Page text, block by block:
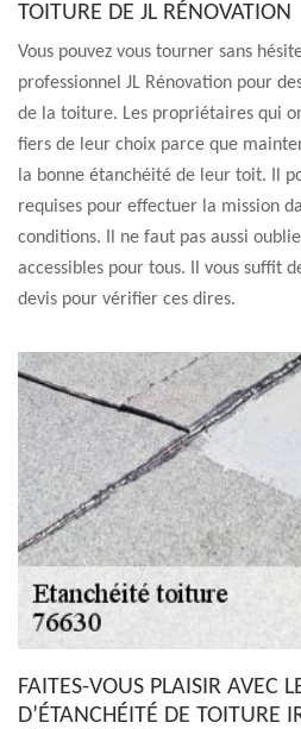
TOITURE DE JL RÉNOVATION
Vous pouvez vous tourner sans
professionnel JL Rénovation pour
de la toiture. Les propriétaires qui
fiers de leur choix parce que
la bonne étanchéité de leur toit. Il
requises pour effectuer la mission
conditions. Il ne faut pas aussi
accessibles pour tous. Il vous suffit
devis pour vérifier ces dires.
FAITES-VOUS PLAISIR AVEC
D’ÉTANCHÉITÉ DE TOITURE